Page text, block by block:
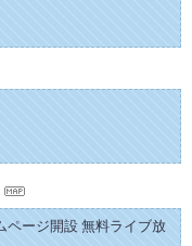
ページ開設 無料ライブ放